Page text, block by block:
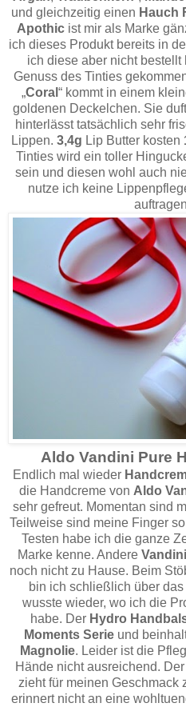
und gleichzeitig einen Hauch
Apothic ist mir als Marke
ich dieses Produkt bereits in
ich diese aber nicht
Genuss des Tinties
„Coral “ kommt in einem
goldenen Deckelchen. Sie
hinterlässt tatsächlich sehr
Lippen. 3,4g Lip Butter kosten
Tinties wird ein toller
sein und diesen wohl auch
nutze ich keine
Aldo Vandini Pure
Endlich mal wieder
die Handcreme von Aldo
sehr gefreut. Momentan sind
Teilweise sind meine Finger
Testen habe ich die ganze
Marke kenne. Andere Vandini
noch nicht zu Hause. Beim
bin ich schließlich über das
wusste wieder, wo ich die
habe. DerHydro
Moments Serie und
Magnolie. Leider ist die
Hände nicht ausreichend.
zieht für meinen Geschmack
erinnert nicht an eine